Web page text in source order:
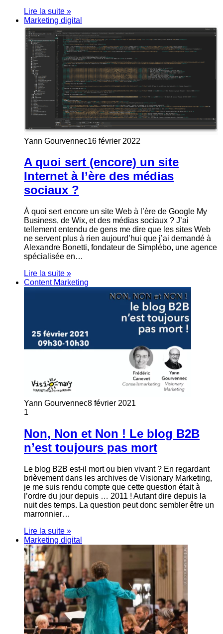
Lire la suite »
Marketing digital
Yann Gourvennec16 février 2022
A quoi sert (encore) un site
Internet à l’ère des médias
sociaux ?
À quoi sert encore un site Web à l’ère de Google My
Business, de Wix, et des médias sociaux ? J’ai
tellement entendu de gens me dire que les sites Web
ne servent plus à rien aujourd’hui que j’ai demandé à
Alexandre Bonetti, fondateur de Simplébo, une agence
spécialisée en…
Lire la suite »
Content Marketing
Yann Gourvennec8 février 2021
1
Non, Non et Non ! Le blog B2B
n’est toujours pas mort
Le blog B2B est-il mort ou bien vivant ? En regardant
brièvement dans les archives de Visionary Marketing,
je me suis rendu compte que cette question était à
l’ordre du jour depuis … 2011 ! Autant dire depuis la
nuit des temps. La question peut donc sembler être un
marronnier…
Lire la suite »
Marketing digital